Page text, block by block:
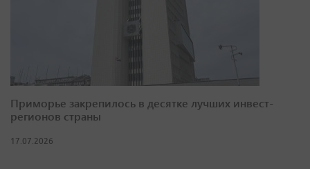
Приморье закрепилось в десятке лучших инвест-
регионов страны
17.07.2026